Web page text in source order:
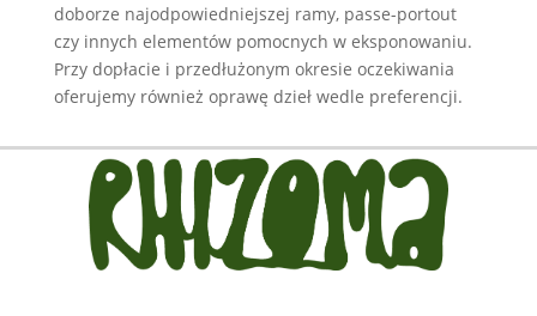
doborze najodpowiedniejszej ramy, passe-portout
czy innych elementów pomocnych w eksponowaniu.
Przy dopłacie i przedłużonym okresie oczekiwania
oferujemy również oprawę dzieł wedle preferencji.